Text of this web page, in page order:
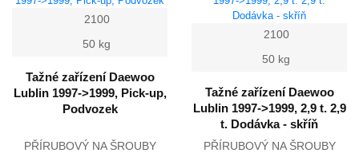
2100
50 kg
Tažné zařízení Daewoo
Lublin 1997->1999, Pick-up,
Podvozek
PŘÍRUBOVÝ NA ŠROUBY
2100
50 kg
Tažné zařízení Daewoo
Lublin 1997->1999, 2,9 t. 2,9
t. Dodávka - skříň
PŘÍRUBOVÝ NA ŠROUBY